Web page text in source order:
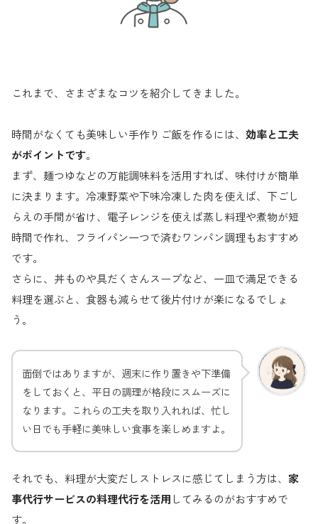
これまで、さまざまなコツを紹介してきました。
時間がなくても美味しい手作りご飯を作るには、 効率と工夫
がポイントです。
まず、麺つゆなどの万能調味料を活用すれば、味付けが簡単
に決まります。冷凍野菜や下味冷凍した肉を使えば、下ごし
らえの手間が省け、電子レンジを使えば蒸し料理や煮物が短
時間で作れ、フライパン一つで済むワンパン調理もおすすめ
です。
さらに、丼ものや具だくさんスープなど、一皿で満足できる
料理を選ぶと、食器も減らせて後片付けが楽になるでしょ
う。
面倒ではありますが、週末に作り置きや下準備
をしておくと、平日の調理が格段にスムーズに
なります。これらの工夫を取り入れれば、忙し
い日でも手軽に美味しい食事を楽しめますよ。
それでも、料理が大変だしストレスに感じてしまう方は、 家
事代行サービスの料理代行を活用 してみるのがおすすめで
す。